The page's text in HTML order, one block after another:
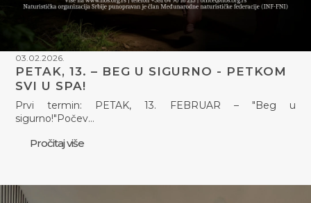
03.02.2026.
PETAK, 13. – BEG U SIGURNO - PETKOM
SVI U SPA!
Prvi termin: PETAK, 13. FEBRUAR – "Beg u
sigurno!"Počev…
Pročitaj više